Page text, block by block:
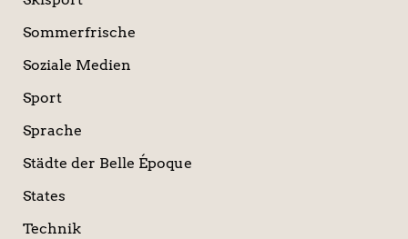
Sommerfrische
Soziale Medien
Sport
Sprache
Städte der Belle Époque
States
Technik